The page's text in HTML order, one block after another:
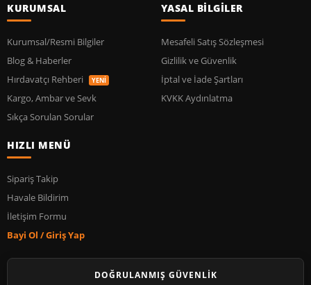
KURUMSAL
Kurumsal/Resmi Bilgiler
Blog & Haberler
Hırdavatçı Rehberi
YENİ
Kargo, Ambar ve Sevk
Sıkça Sorulan Sorular
YASAL BİLGİLER
Mesafeli Satış Sözleşmesi
Gizlilik ve Güvenlik
İptal ve İade Şartları
KVKK Aydınlatma
HIZLI MENÜ
Sipariş Takip
Havale Bildirim
İletişim Formu
Bayi Ol / Giriş Yap
DOĞRULANMIŞ GÜVENLİK